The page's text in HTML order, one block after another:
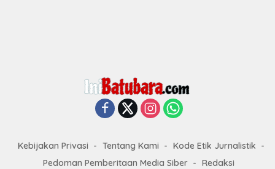
Kebijakan Privasi Tentang Kami
Kode Etik Jurnalistik
Pedoman Pemberitaan Media Siber
Redaksi